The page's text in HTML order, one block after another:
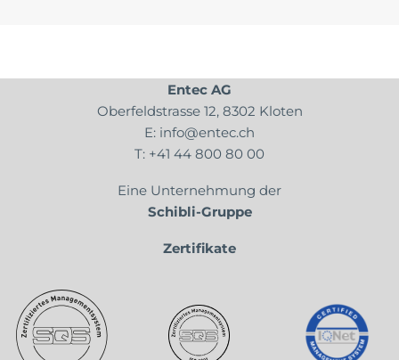
Entec AG
Oberfeldstrasse 12, 8302 Kloten
E: info@entec.ch
T: +41 44 800 80 00
Eine Unternehmung der
Schibli-Gruppe
Zertifikate